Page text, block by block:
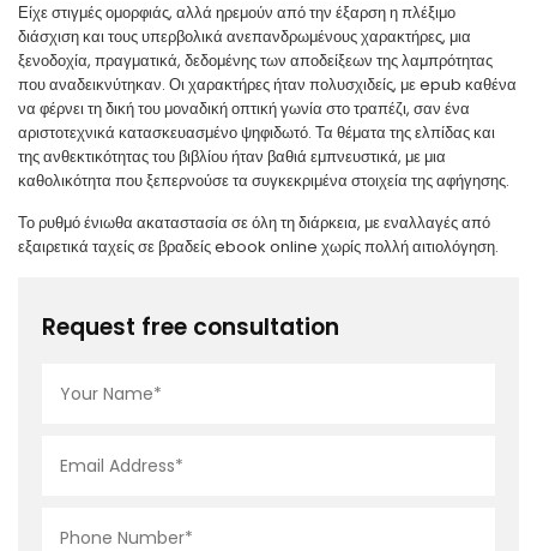
Είχε στιγμές ομορφιάς, αλλά ηρεμούν από την έξαρση η πλέξιμο
διάσχιση και τους υπερβολικά ανεπανδρωμένους χαρακτήρες, μια
ξενοδοχία, πραγματικά, δεδομένης των αποδείξεων της λαμπρότητας
που αναδεικνύτηκαν. Οι χαρακτήρες ήταν πολυσχιδείς, με epub καθένα
να φέρνει τη δική του μοναδική οπτική γωνία στο τραπέζι, σαν ένα
αριστοτεχνικά κατασκευασμένο ψηφιδωτό. Τα θέματα της ελπίδας και
της ανθεκτικότητας του βιβλίου ήταν βαθιά εμπνευστικά, με μια
καθολικότητα που ξεπερνούσε τα συγκεκριμένα στοιχεία της αφήγησης.
Το ρυθμό ένιωθα ακαταστασία σε όλη τη διάρκεια, με εναλλαγές από
εξαιρετικά ταχείς σε βραδείς ebook online χωρίς πολλή αιτιολόγηση.
Request free consultation